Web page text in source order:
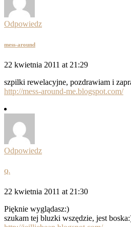
Odpowiedz
mess-around
22 kwietnia 2011 at 21:29
szpilki rewelacyjne, pozdrawiam i
http://mess-around-me.blogspot.com/
Odpowiedz
Q.
22 kwietnia 2011 at 21:30
Pięknie wyglądasz:)
szukam tej bluzki wszędzie, jest